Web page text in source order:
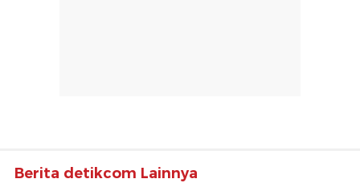
Berita detikcom Lainnya